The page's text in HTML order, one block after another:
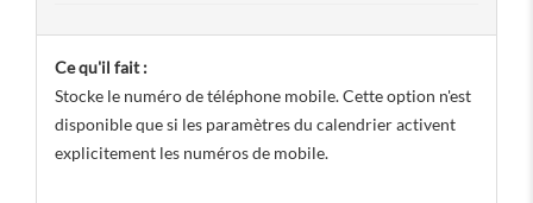
Ce qu'il fait :
Stocke le numéro de téléphone mobile. Cette option n'est
disponible que si les paramètres du calendrier activent
explicitement les numéros de mobile.